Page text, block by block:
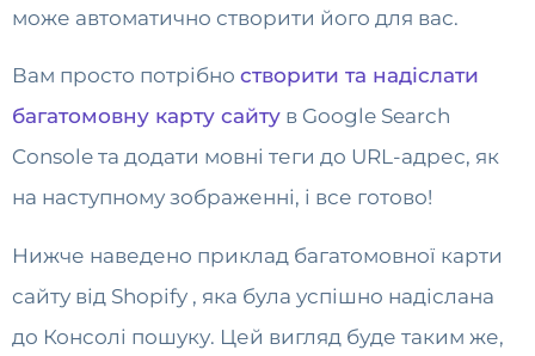
може автоматично створити його для вас.
Вам просто потрібно створити та надіслати
багатомовну карту сайту в Google Search
Console та додати мовні теги до URL-адрес, як
на наступному зображенні, і все готово!
Нижче наведено приклад багатомовної карти
сайту від Shopify , яка була успішно надіслана
до Консолі пошуку. Цей вигляд буде таким же,